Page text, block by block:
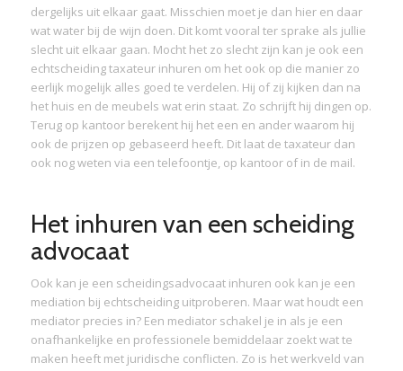
dergelijks uit elkaar gaat. Misschien moet je dan hier en daar
wat water bij de wijn doen. Dit komt vooral ter sprake als jullie
slecht uit elkaar gaan. Mocht het zo slecht zijn kan je ook een
echtscheiding taxateur inhuren om het ook op die manier zo
eerlijk mogelijk alles goed te verdelen. Hij of zij kijken dan na
het huis en de meubels wat erin staat. Zo schrijft hij dingen op.
Terug op kantoor berekent hij het een en ander waarom hij
ook de prijzen op gebaseerd heeft. Dit laat de taxateur dan
ook nog weten via een telefoontje, op kantoor of in de mail.
Het inhuren van een scheiding
advocaat
Ook kan je een scheidingsadvocaat inhuren ook kan je een
mediation bij echtscheiding uitproberen. Maar wat houdt een
mediator precies in? Een mediator schakel je in als je een
onafhankelijke en professionele bemiddelaar zoekt wat te
maken heeft met juridische conflicten. Zo is het werkveld van